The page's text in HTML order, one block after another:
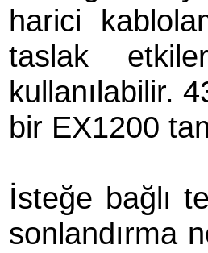
harici
taslak
kullanılabilir.
bir EX1200
İsteğe bağlı
sonlandırma